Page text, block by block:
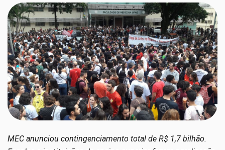
MEC anunciou contingenciamento total de R$ 1,7 bilhão.